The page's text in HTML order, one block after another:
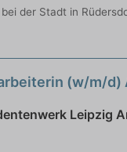
der Stadt in
(w/m/d)
Leipzig